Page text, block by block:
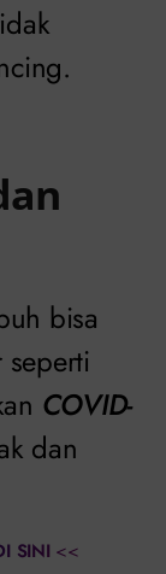
bisa
COVID-
dan
SINI <<